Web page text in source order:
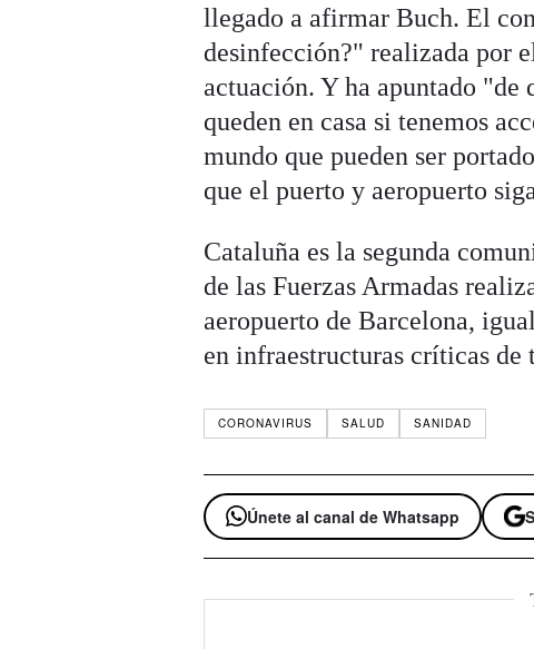
llegado a afirmar Buch. El
desinfección?" realizada por
actuación. Y ha apuntado "de
queden en casa si tenemos
mundo que pueden ser
que el puerto y aeropuerto
Cataluña es la segunda
de las Fuerzas Armadas
aeropuerto de Barcelona,
en infraestructuras críticas
CORONAVIRUS SALUD SANIDAD
Únete al canal de Whatsapp